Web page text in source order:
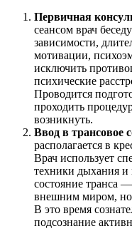
Первичная
сеансом врач
зависимости,
мотивации,
исключить
психические
Проводится
проходить
возникнуть.
Ввод в трансовое
располагается в
Врач использует
техники дыхания и
состояние транса
внешним миром, но
В это время
подсознание